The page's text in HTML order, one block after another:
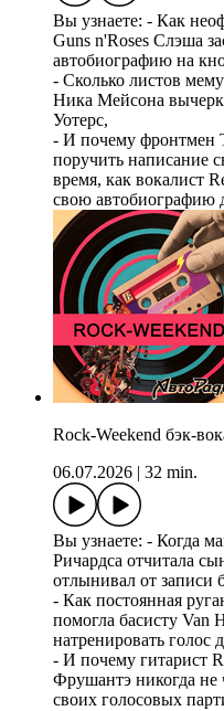
Вы узнаете: - Как
Guns n'Roses Слэша
автобиографию на
- Сколько листов
Ника Мейсона
Уотерс,
- И почему фронтмен
поручить написание
время, как вокалист
свою автобиографию
Rock-Weekend бэк-
06.07.2026
32 min.
Вы узнаете: - Когда
Ричардса отчитала
отлынивал от записи
- Как постоянная
помогла басисту
натренировать голос
- И почему гитарист
Фрушантэ никогда не
своих голосовых